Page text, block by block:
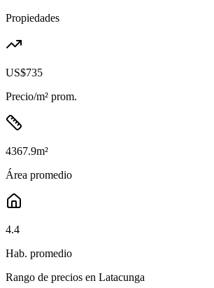
Propiedades
US$735
Precio/m² prom.
4367.9m²
Área promedio
4.4
Hab. promedio
Rango de precios en Latacunga